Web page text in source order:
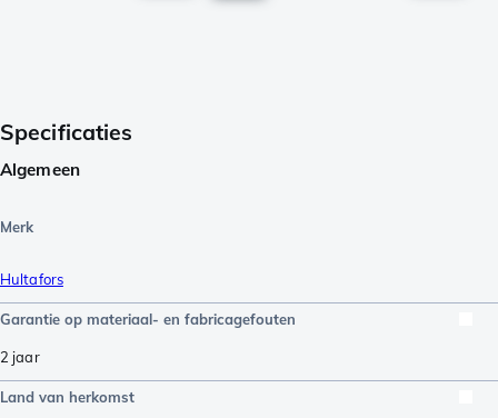
Specificaties
Algemeen
Merk
Hultafors
Garantie op materiaal- en fabricagefouten
2 jaar
Land van herkomst